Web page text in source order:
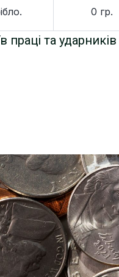
0 гр.
праці та